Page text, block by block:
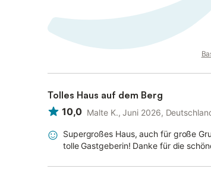
Tolles Haus auf dem Berg
10,0 Malte K., Juni 2026,
Supergroßes Haus, auch für große
tolle Gastgeberin! Danke für die